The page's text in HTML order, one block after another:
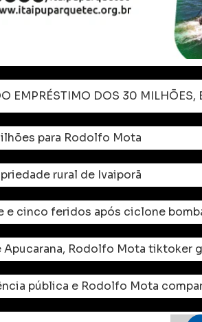
para Rodolfo Mota
rural de Ivaiporã
e cinco feridos após ciclone
Apucarana, Rodolfo Mota tiktoker
pública e Rodolfo Mota